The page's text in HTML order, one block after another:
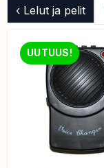
‹ Lelut ja pelit
UUTUUS!